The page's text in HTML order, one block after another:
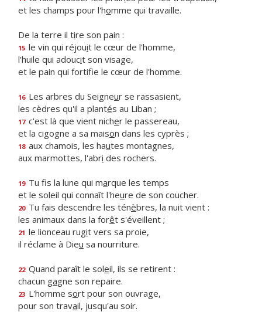
et les champs pour l'homme qui travaille.
De la terre il tire son pain :
15 le vin qui réjouit le cœur de l'homme,
l'huile qui adoucit son visage,
et le pain qui fortife le cœur de l'homme.
16 Les arbres du Seigneur se rassasient,
les cèdres qu'il a plantés au Liban ;
17 c'est là que vient nicher le passereau,
et la cigogne a sa maison dans les cyprès ;
18 aux chamois, les hautes montagnes,
aux marmottes, l'abri des rochers.
19 Tu fis la lune qui marque les temps
et le soleil qui connaît l'heure de son coucher.
20 Tu fais descendre les ténèbres, la nuit vient :
les animaux dans la forêt s'éveillent ;
21 le lionceau rugit vers sa proie,
il réclame à Dieu sa nourriture.
22 Quand paraît le soleil, ils se retirent :
chacun gagne son repaire.
23 L'homme sort pour son ouvrage,
pour son travail, jusqu'au soir.